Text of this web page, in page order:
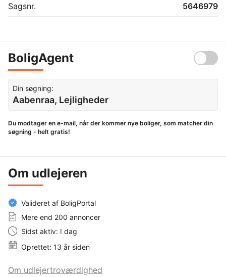
Sagsnr.
5646979
BoligAgent
Din søgning:
Aabenraa, Lejligheder
Du modtager en e-mail, når der kommer nye boliger, som matcher din
søgning - helt gratis!
Om udlejeren
Valideret af BoligPortal
Mere end 200 annoncer
Sidst aktiv: I dag
Oprettet: 13 år siden
Om udlejertroværdighed